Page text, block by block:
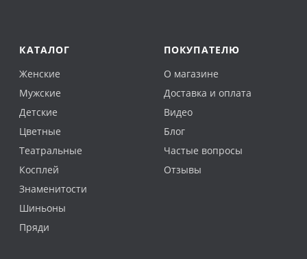
КАТАЛОГ
Женские
Мужские
Детские
Цветные
Театральные
Косплей
Знаменитости
Шиньоны
Пряди
ПОКУПАТЕЛЮ
О магазине
Доставка и оплата
Видео
Блог
Частые вопросы
Отзывы